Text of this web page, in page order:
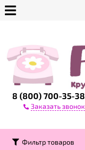
магазине
Доставка
Контакты
8 (800) 700-35-38
Заказать звонок
Фильтр товаров